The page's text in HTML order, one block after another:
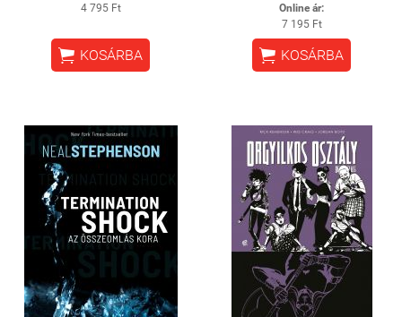
4 795 Ft
 KOSÁRBA
Online ár:
7 195 Ft
 KOSÁRBA